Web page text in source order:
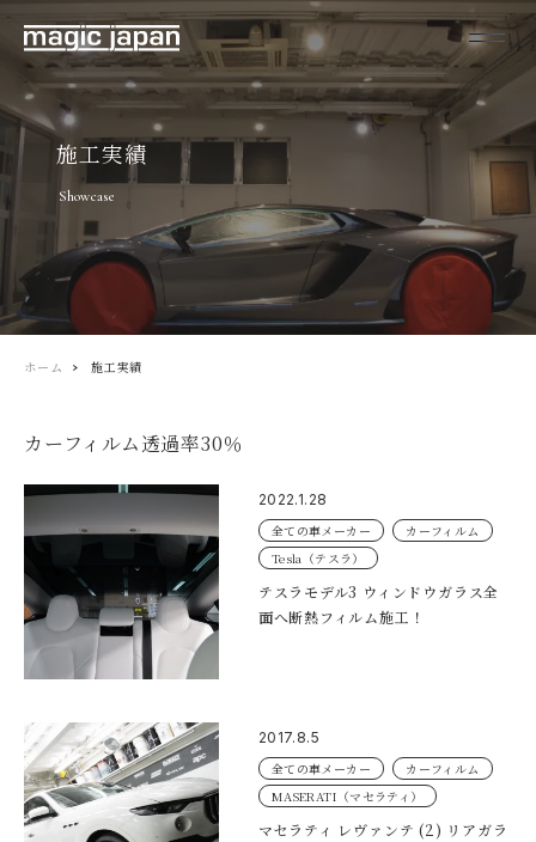
施工実績
Showcase
ホーム 施工実績
カーフィルム透過率30％
2022.1.28
全ての車メーカー
カーフィルム
Tesla（テスラ）
テスラモデル3 ウィンドウガラス全
面へ断熱フィルム施工！
2017.8.5
全ての車メーカー
カーフィルム
MASERATI（マセラティ）
マセラティ レヴァンテ (2) リアガラ